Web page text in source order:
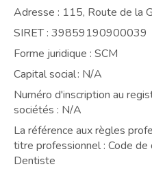
Adresse : 115, Route de la
SIRET : 39859190900039
Forme juridique : SCM
Capital social : N/A
Numéro d'inscription au
sociétés : N/A
La référence aux règles
titre professionnel : Code
Dentiste